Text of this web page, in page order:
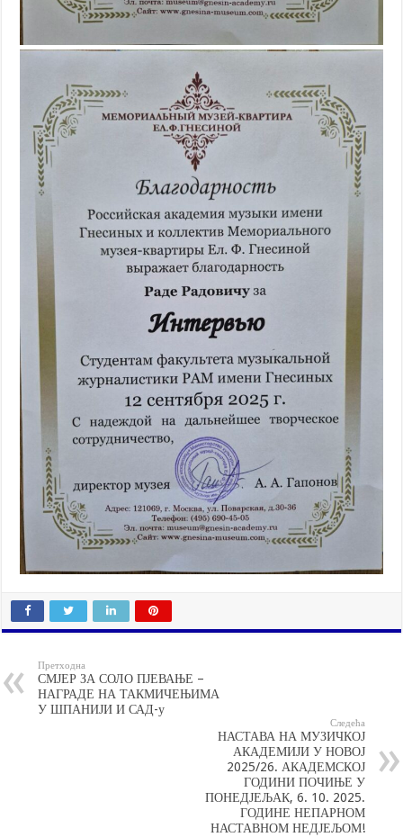
Претходна
СМЈЕР ЗА СОЛО ПЈЕВАЊЕ –
НАГРАДЕ НА ТАКМИЧЕЊИМА
У ШПАНИЈИ И САД-у
Следећа
НАСТАВА НА МУЗИЧКОЈ
АКАДЕМИЈИ У НОВОЈ
2025/26. АКАДЕМСКОЈ
ГОДИНИ ПОЧИЊЕ У
ПОНЕДЈЕЉАК, 6. 10. 2025.
ГОДИНЕ НЕПАРНОМ
НАСТАВНОМ НЕДЈЕЉОМ!